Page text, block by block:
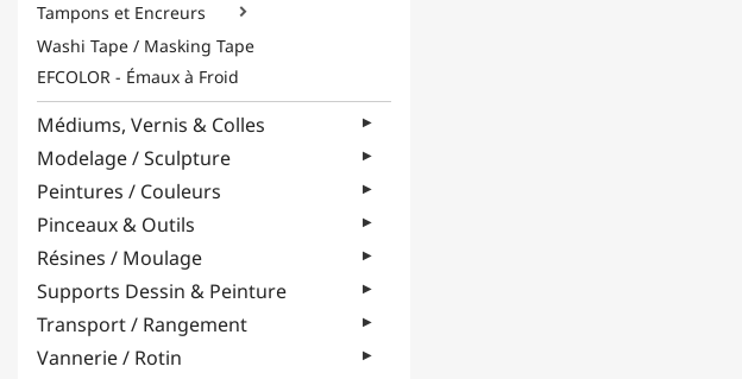
Tampons et Encreurs

Washi Tape / Masking Tape
EFCOLOR - Émaux à Froid
Médiums, Vernis & Colles
Modelage / Sculpture
Peintures / Couleurs
Pinceaux & Outils
Résines / Moulage
Supports Dessin & Peinture
Transport / Rangement
Vannerie / Rotin